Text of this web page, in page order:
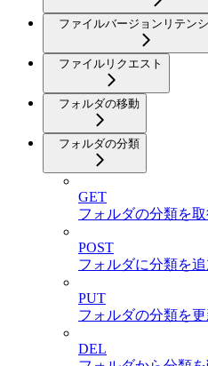
ファイルバージョンリテン
ファイルリクエスト
フォルダの移動
フォルダの分類
GET
フォルダの分類を
POST
フォルダに分類を追
PUT
フォルダの分類を
DEL